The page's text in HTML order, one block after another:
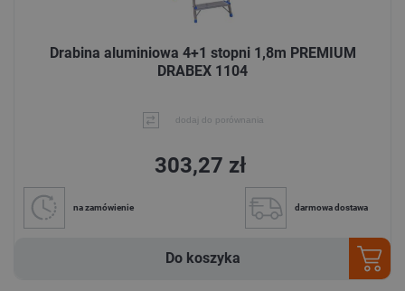
Drabina aluminiowa 4+1 stopni 1,8m PREMIUM
DRABEX 1104
dodaj do porównania
303,27 zł
na zamówienie darmowa dostawa
Do koszyka